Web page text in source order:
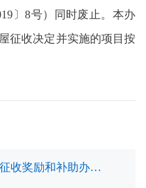
〕8号）同时废止。本办
征收决定并实施的项目按
《沅陵县国有土地上房屋征收奖励和补助办法》政策解读